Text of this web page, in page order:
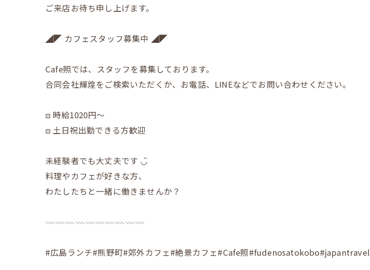
ご来店お待ち申し上げます。
◢◤ カフェスタッフ募集中 ◢◤
Cafe照では、スタッフを募集しております。
合同会社輝煌をご検索いただくか、お電話、LINEなどでお問い合わせください。
⧈ 時給1020円〜
⧈ 土日祝出勤できる方歓迎
未経験者でも大丈夫です ◡̈
料理やカフェが好きな方、
わたしたちと一緒に働きませんか？
𓇠𓇠𓇠𓇠𓇠𓇠𓇠𓇠𓇠𓇠
#広島ランチ#熊野町#郊外カフェ#絶景カフェ#Cafe照#fudenosatokobo#japantravel